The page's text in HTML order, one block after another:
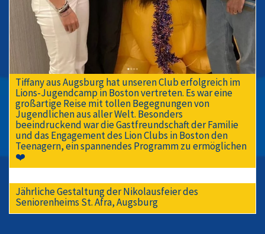
Tiffany aus Augsburg hat unseren Club erfolgreich im
Lions-Jugendcamp in Boston vertreten. Es war eine
großartige Reise mit tollen Begegnungen von
Jugendlichen aus aller Welt. Besonders
beeindruckend war die Gastfreundschaft der Familie
und das Engagement des Lion Clubs in Boston den
Teenagern, ein spannendes Programm zu ermöglichen
❤️
Jährliche Gestaltung der Nikolausfeier des
Seniorenheims St. Afra, Augsburg